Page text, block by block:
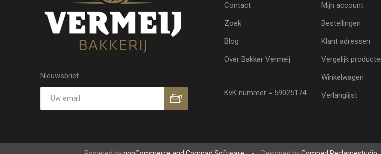
Nieuwsbrief
Contact
Zoek
Blog
Over Bakker Vermeij
KvK nummer = 59025174
Mijn account
Bestellingen
Klant adressen
Vergelijk
Winkelwagen
Verlanglijst